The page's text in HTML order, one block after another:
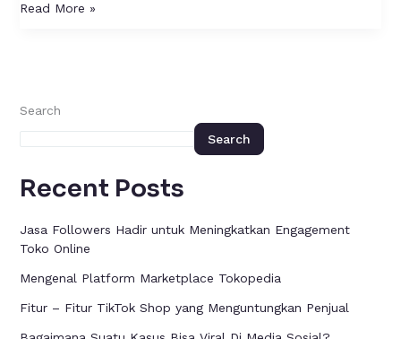
Read More »
Search
Search
Recent Posts
Jasa Followers Hadir untuk Meningkatkan Engagement
Toko Online
Mengenal Platform Marketplace Tokopedia
Fitur – Fitur TikTok Shop yang Menguntungkan Penjual